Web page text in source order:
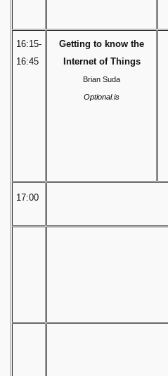
16:15-
16:45
Getting to know the
Internet of Things
Brian Suda
Optional.is
17:00